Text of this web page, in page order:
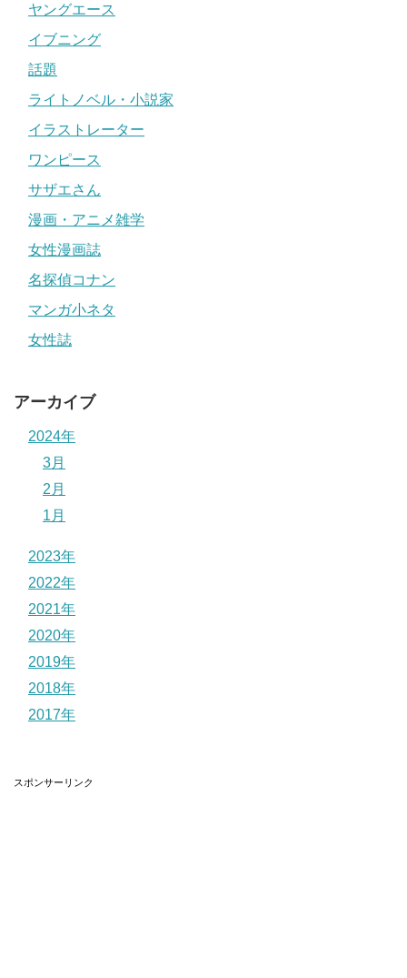
ヤングエース
イブニング
話題
ライトノベル・小説家
イラストレーター
ワンピース
サザエさん
漫画・アニメ雑学
女性漫画誌
名探偵コナン
マンガ小ネタ
女性誌
アーカイブ
2024年
3月
2月
1月
2023年
2022年
2021年
2020年
2019年
2018年
2017年
スポンサーリンク